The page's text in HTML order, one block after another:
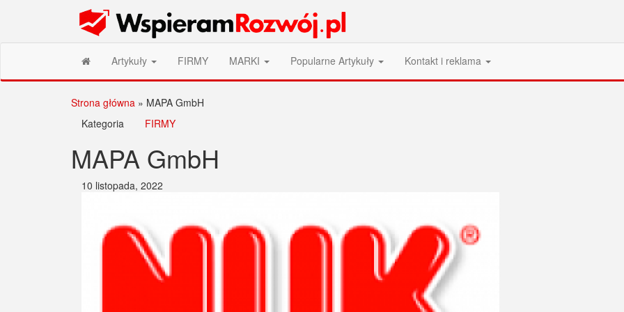
Wspieram Rozwój PL
Artykuły FIRMY MARKI Popularne Artykuły Kontakt i reklama
Strona główna » MAPA GmbH
Kategoria
FIRMY
MAPA GmbH
10 listopada, 2022